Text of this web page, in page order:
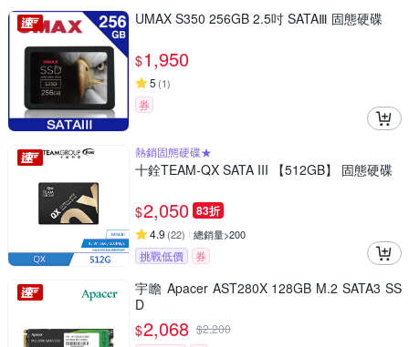
UMAX S350 256GB 2.5吋 SATAⅢ 固態硬碟
$1,950
5 (1)
券
熱銷固態硬碟★
十銓TEAM-QX SATA III 【512GB】 固態硬碟
$2,050 83折
4.9 (22) 總銷量>200
挑戰低價 券
宇瞻 Apacer AST280X 128GB M.2 SATA3 SS
D
$2,068 $2,200